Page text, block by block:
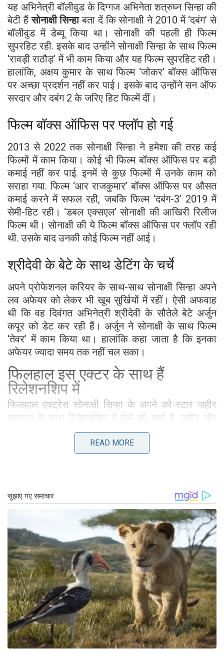
यह अभिनेत्री बॉलीवुड के दिग्गज अभिनेता शत्रुघ्न सिन्हा की
बेटी हैंसोनाक्षी सिन्हाबता दें कि सोनाक्षी ने 2010 में ‘दबंग’ से
बॉलीवुड में डेब्यू किया था। सोनाक्षी की पहली ही फिल्म
सुपरहिट रही. इसके बाद उन्होंने सोनाक्षी सिन्हा के साथ फिल्म
‘रावड़ी राठौड़’ में भी काम किया और यह फिल्म सुपरहिट रही।
हालांकि, अक्षय कुमार के साथ फिल्म ‘जोकर’ बॉक्स ऑफिस
पर अच्छा प्रदर्शन नहीं कर पाई। इसके बाद उन्होंने सन ऑफ
सरदार और दबंग 2 के जरिए हिट फिल्में दीं।
फिल्म बॉक्स ऑफिस पर फ्लॉप हो गई
2013 से 2022 तक सोनाक्षी सिन्हा ने हमेशा की तरह कई
फिल्मों में काम किया। कोई भी फिल्म बॉक्स ऑफिस पर बड़ी
कमाई नहीं कर पाई. इनमें से कुछ फिल्मों में उनके काम को
सराहा गया. फिल्म ‘आर राजकुमार’ बॉक्स ऑफिस पर औसत
कमाई करने में सफल रही, जबकि फिल्म ‘दबंग-3’ 2019 में
सेमी-हिट रही। ‘डबल एक्सएल’ सोनाक्षी की आखिरी रिलीज
फिल्म थी। सोनाक्षी की ये फिल्म बॉक्स ऑफिस पर फ्लॉप रही
थी. उसके बाद उनकी कोई फिल्म नहीं आई।
श्रीदेवी के बेटे के साथ डेटिंग के चर्चे
अपने प्रोफेशनल करियर के साथ-साथ सोनाक्षी सिन्हा अपने
लव अफेयर को लेकर भी खूब सुर्खियों में रहीं। ऐसी अफवाह
थी कि वह दिवंगत अभिनेत्री श्रीदेवी के सौतेले बेटे अर्जुन
कपूर को डेट कर रही हैं। अर्जुन ने सोनाक्षी के साथ फिल्म
‘तेवर’ में काम किया था। हालांकि कहा जाता है कि इनका
अफेयर ज्यादा समय तक नहीं चल सका।
फिलहाल इस एक्टर के साथ हैं
रिलेशनशिप में
फिलहाल एक्ट्रेस सोनाक्षी सिन्हा के अपने को-स्टार जहीर
इकबाल के साथ रिलेशनशिप में होने की चर्चा है. जहीर और
सोनाक्षी ने फिल्म डबल एक्सएल में काम किया था। अक्सर इन
दोनों को एक साथ देखा जाता था.
सोनाक्षी सिन्हा अब संजय लीला भंसाली की वेब सीरीज
हीरामंडी में नजर आएंगी। इस वेब सीरीज में वह फरीदन का
किरदार निभाएंगी। चूंकि इस वेब सीरीज में कई कलाकार हैं तो
फैंस इस बात पर ध्यान दे रहे हैं कि क्या सोनाक्षी अपने काम की
छाप छोड़ पाएंगी.
इससे पहले सोनाक्षी सिन्हा ने वेब सीरीज दहद में काम किया
था। इस वेब सीरीज में सोनाक्षी के काम की सराहना की गई।
इस वेबी सीरीज को दर्शकों ने अच्छा रिस्पॉन्स दिया। इसके
बाद सोनाक्षी वेब सीरीज ‘हीरामंडी’ में नजर आएंगी।
Tags: ओटीटी ओटीटी रिलीज खबर मराठी नवीनतम मराठी समाचार
फ़िल्मी करियर बॉलीवुड बॉलीवुड करियर बॉलीवुड नेवस मनोरंजन
READ MORE